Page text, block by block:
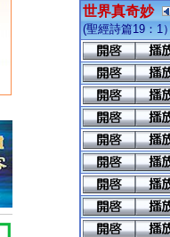
世界真奇妙
(聖經詩篇19：1